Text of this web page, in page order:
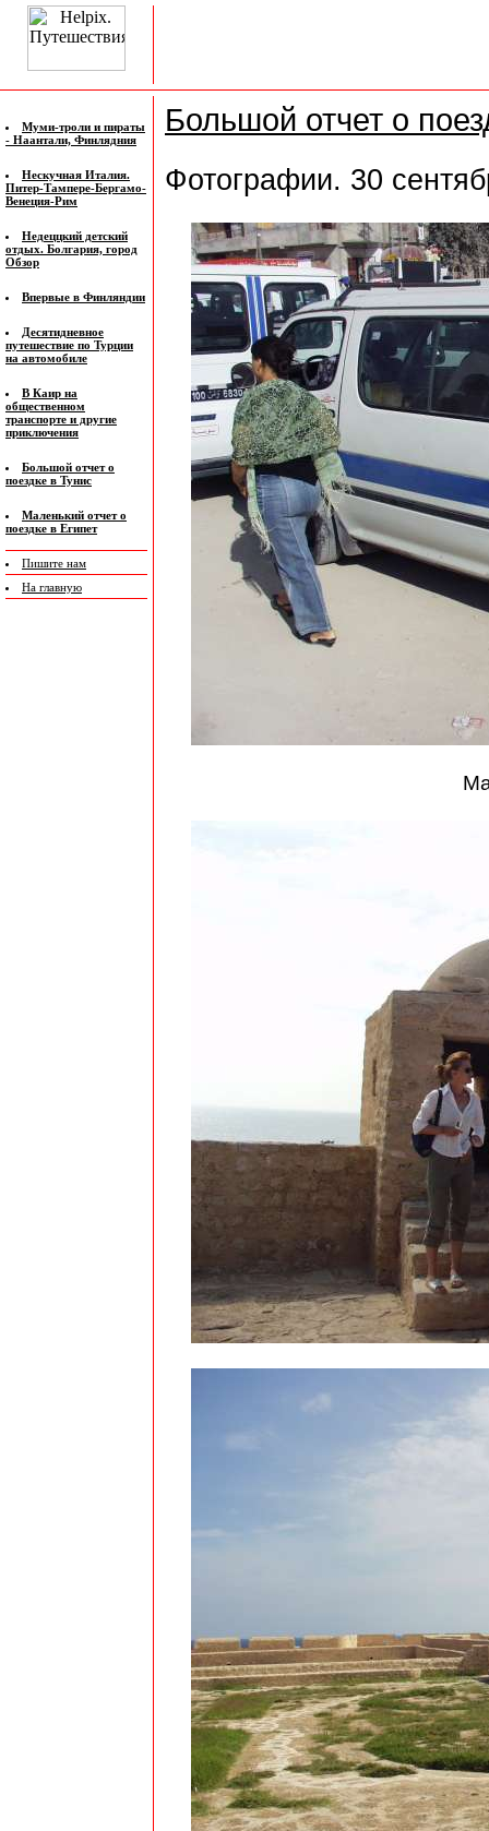
Муми-троли и пираты
- Наантали, Финлядния
Нескучная Италия.
Питер-Тампере-Бергамо-
Венеция-Рим
Недеццкий детский
отдых. Болгария, город
Обзор
Впервые в Финляндии
Десятидневное
путешествие по Турции
на автомобиле
В Каир на
общественном
транспорте и другие
приключения
Большой отчет о
поездке в Тунис
Маленький отчет о
поездке в Египет
Пишите нам
На главную
Большой отчет о
Фотографии. 30